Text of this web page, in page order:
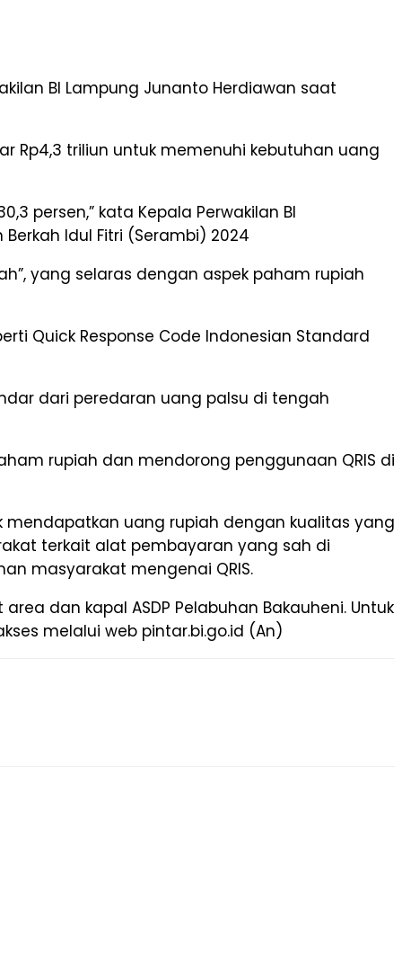
BI Lampung Junanto Herdiawan saat
Rp4,3 triliun untuk memenuhi kebutuhan uang
persen,” kata Kepala Perwakilan BI
Idul Fitri (Serambi) 2024
yang selaras dengan aspek paham rupiah
Quick Response Code Indonesian Standard
dari peredaran uang palsu di tengah
rupiah dan mendorong penggunaan QRIS di
uang rupiah dengan kualitas yang
terkait alat pembayaran yang sah di
masyarakat mengenai QRIS.
dan kapal ASDP Pelabuhan Bakauheni. Untuk
melalui web pintar.bi.go.id (An)